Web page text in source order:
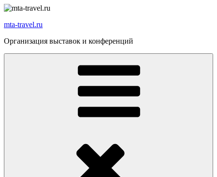
Перейти
содержимому
mta-travel.ru
Организация выставок и конференций